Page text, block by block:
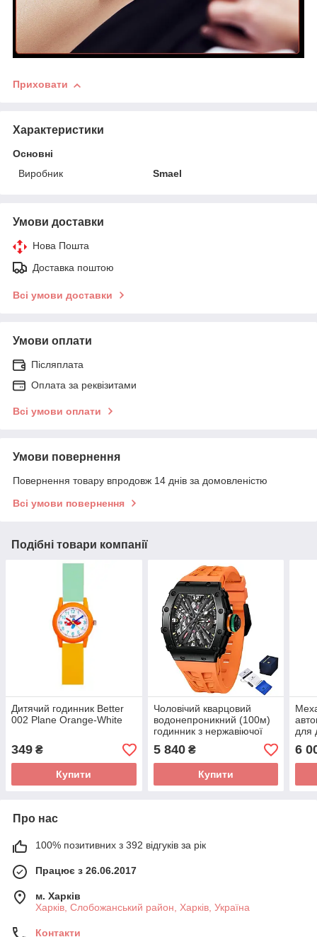
Приховати
Характеристики
Основні
Виробник
Smael
Умови доставки
Нова Пошта
Доставка поштою
Всі умови доставки
Умови оплати
Післяплата
Оплата за реквізитами
Всі умови оплати
Умови повернення
Повернення товару впродовж 14 днів за домовленістю
Всі умови повернення
Подібні товари компанії
Дитячий годинник Better
002 Plane Orange-White
349 ₴
Купити
Чоловічий кварцовий
водонепроникний (100м)
годинник з нержавіючої
1738 Black-Orange
5 840₴
Купити
для
6
Про нас
100% позитивних з 392 відгуків за рік
Працює з 26.06.2017
м. Харків
Харків, Слобожанський район, Харків, Україна
Контакти